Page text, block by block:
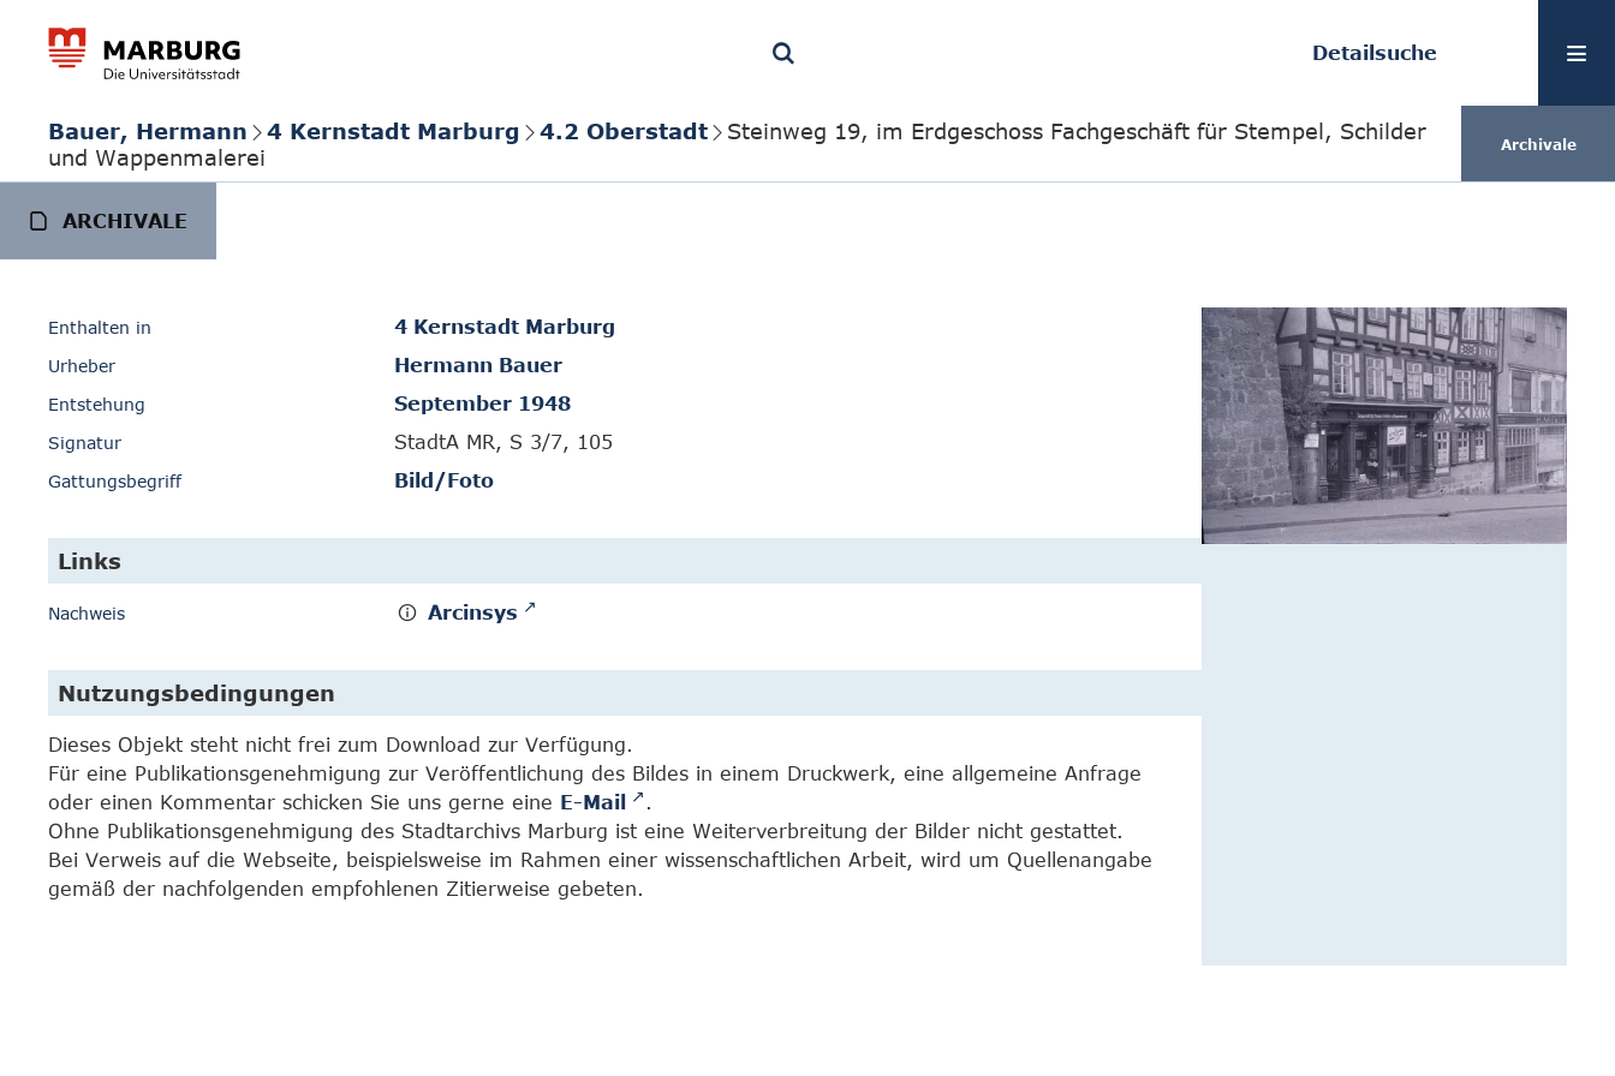
Detailsuche
Bauer, Hermann 4 Kernstadt Marburg 4.2 Oberstadt
Steinweg 19, im Erdgeschoss Fachgeschäft für Stempel, Schilder
und Wappenmalerei
Archivale
ARCHIVALE
Enthalten in 4 Kernstadt Marburg
Urheber Hermann Bauer
Entstehung September 1948
Signatur StadtA MR, S 3/7, 105
Gattungsbegriff Bild/Foto
Links
Nachweis Arcinsys
Nutzungsbedingungen
Dieses Objekt steht nicht frei zum Download zur Verfügung.
Für eine Publikationsgenehmigung zur Veröffentlichung des Bildes in einem Druckwerk, eine allgemeine Anfrage
oder einen Kommentar schicken Sie uns gerne eine E-Mail
.
Ohne Publikationsgenehmigung des Stadtarchivs Marburg ist eine Weiterverbreitung der Bilder nicht gestattet.
Bei Verweis auf die Webseite, beispielsweise im Rahmen einer wissenschaftlichen Arbeit, wird um Quellenangabe
gemäß der nachfolgenden empfohlenen Zitierweise gebeten.